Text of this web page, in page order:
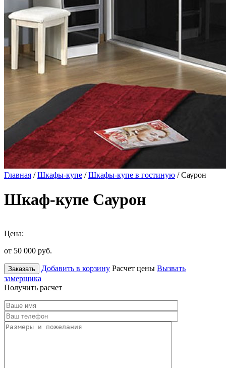
Главная /Шкафы-купе /Шкафы-купе в гостиную / Саурон
Шкаф-купе Саурон
Цена:
от 50 000 руб.
Заказать Добавить в корзину Расчет цены Вызвать
замерщика
Получить расчет